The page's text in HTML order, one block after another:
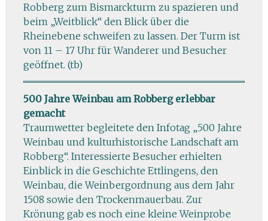
Robberg zum Bismarckturm zu spazieren und
beim „Weitblick“ den Blick über die
Rheinebene schweifen zu lassen. Der Turm ist
von 11 – 17 Uhr für Wanderer und Besucher
geöffnet. (tb)
500 Jahre Weinbau am Robberg erlebbar
gemacht
Traumwetter begleitete den Infotag „500 Jahre
Weinbau und kulturhistorische Landschaft am
Robberg“. Interessierte Besucher erhielten
Einblick in die Geschichte Ettlingens, den
Weinbau, die Weinbergordnung aus dem Jahr
1508 sowie den Trockenmauerbau. Zur
Krönung gab es noch eine kleine Weinprobe